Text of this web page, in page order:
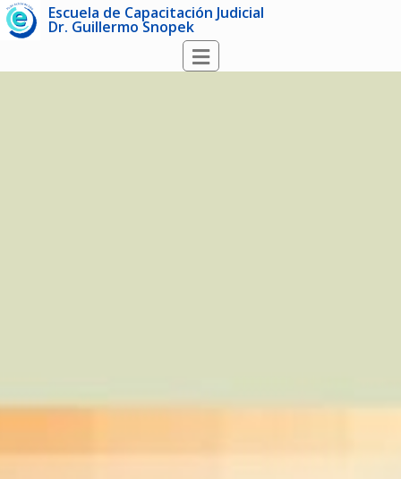
Escuela de Capacitación Judicial
Dr. Guillermo Snopek